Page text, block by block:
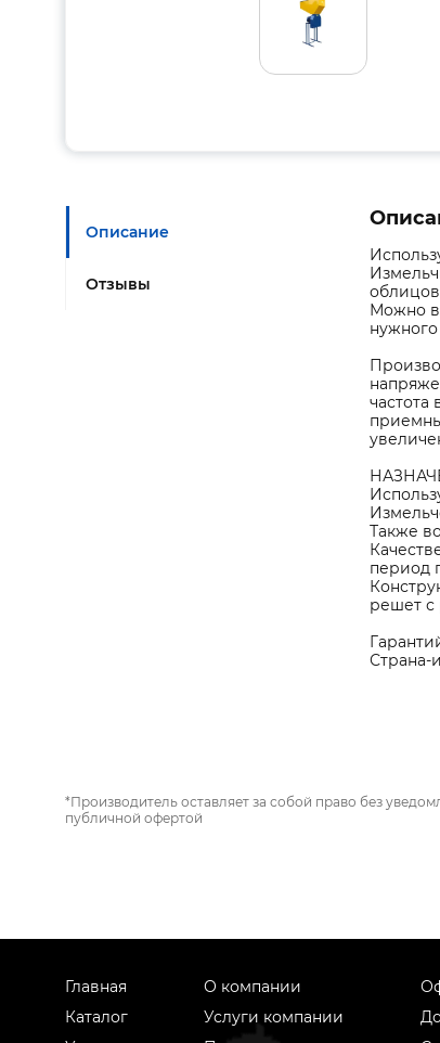
Описание
Отзывы
Можно
Также
период
решет с
Страна-
*Производитель оставляет за собой право без
публичной офертой
Главная
Каталог
О компании
Услуги компании